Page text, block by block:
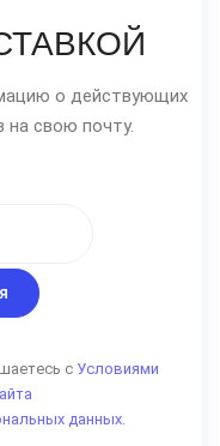
о действующих
на свою почту.
с Условиями
данных.